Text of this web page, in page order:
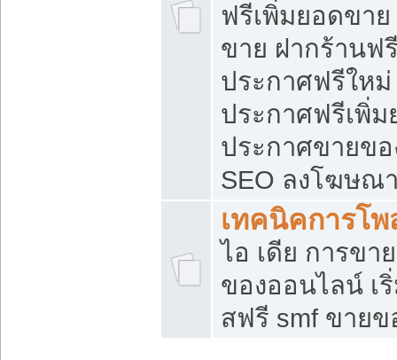
ฟรีเพิ่มยอดขา
ขาย ฝากร้านฟ
ประกาศฟรีใหม่
ประกาศฟรีเพิ่
ประกาศขายข
SEO ลงโฆษณ
เทคนิคการโ
ไอ เดีย การขา
ของออนไลน์ เ
สฟรี smf ขาย